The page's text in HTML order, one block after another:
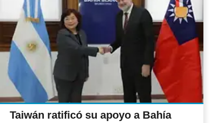
Taiwán ratificó su apoyo a Bahía